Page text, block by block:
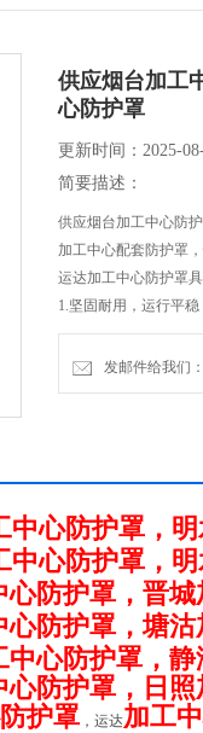
供应烟台加工
心防护罩
更新时间：2025-
简要描述：
供应烟台加工中心防
加工中心配套防护罩
运达加工中心防护罩
1.坚固耐用，运行平稳
2.钢板防护罩适宜高
发邮件给我们：
心防护罩，
心防护罩，
防护罩，晋
防护罩，塘
心防护罩，
防护罩，日
护罩 ，运达加工